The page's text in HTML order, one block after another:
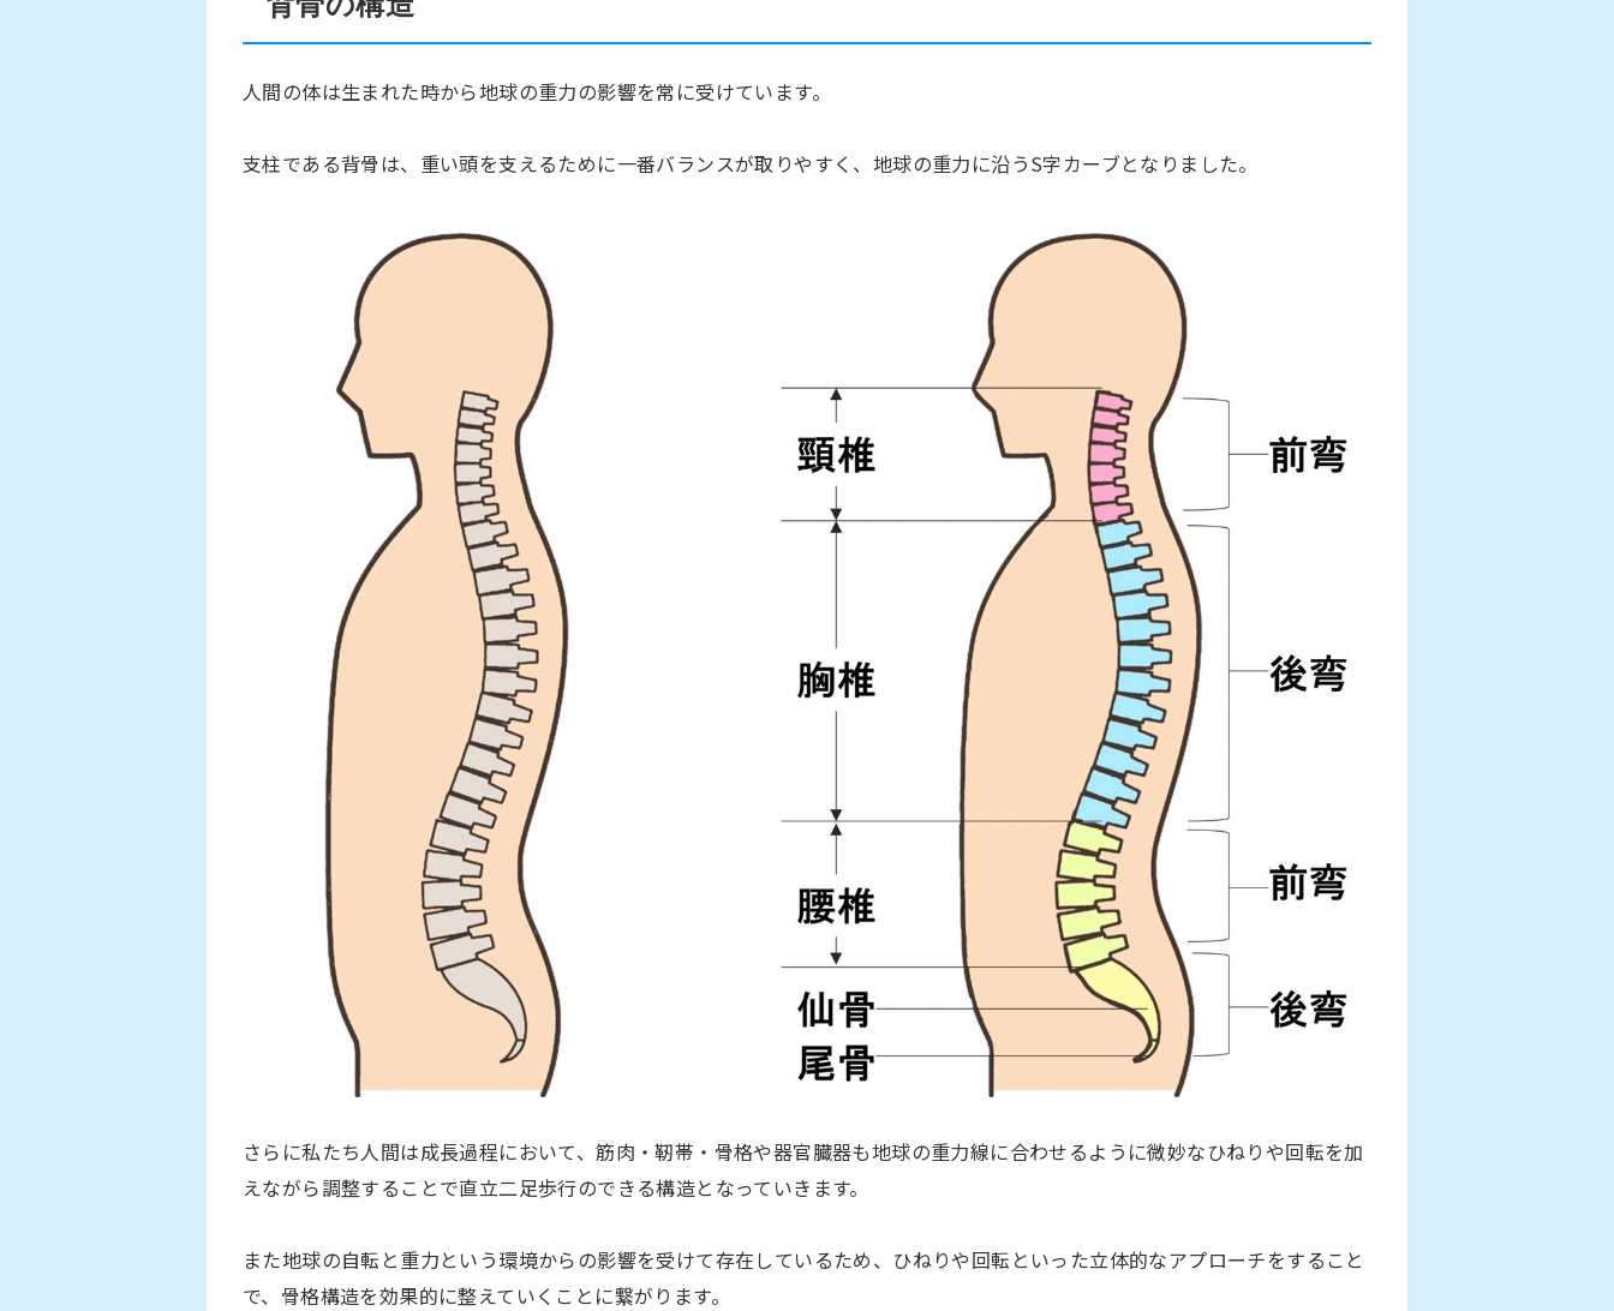
人間の体は生まれた時から地球の重力の影響を常に受けています。
支柱である背骨は、重い頭を支えるために一番バランスが取りやすく、地球の重力に沿うS字カーブとなりました。
さらに私たち人間は成長過程において、筋肉・靭帯・骨格や器官臓器も地球の重力線に合わせるように微妙なひねりや回転を加
えながら調整することで直立二足歩行のできる構造となっていきます。
また地球の自転と重力という環境からの影響を受けて存在しているため、ひねりや回転といった立体的なアプローチをすること
で、骨格構造を効果的に整えていくことに繋がります。